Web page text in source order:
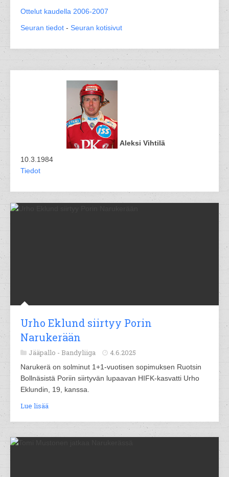
Ottelut kaudella 2006-2007
Seuran tiedot - Seuran kotisivut
Aleksi Vihtilä
10.3.1984
Tiedot
Urho Eklund siirtyy Porin
Narukerään
Jääpallo - Bandyliiga 4.6.2025
Narukerä on solminut 1+1-vuotisen sopimuksen Ruotsin
Bollnäsistä Poriin siirtyvän lupaavan HIFK-kasvatti Urho
Eklundin, 19, kanssa.
Lue lisää